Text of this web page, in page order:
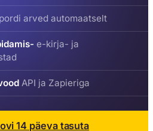
arved automaatselt
e-kirja- ja
API ja Zapieriga
14 päeva tasuta